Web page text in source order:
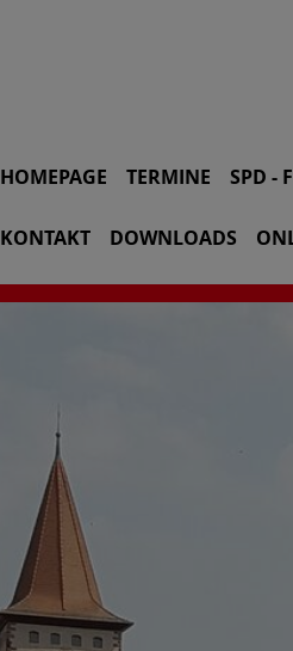
HOMEPAGE TERMINE SPD -
KONTAKT DOWNLOADS